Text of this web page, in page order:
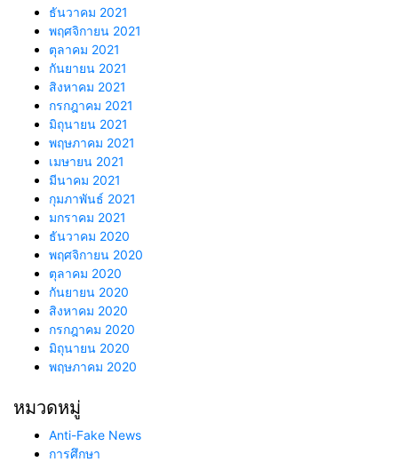
ธันวาคม 2021
พฤศจิกายน 2021
ตุลาคม 2021
กันยายน 2021
สิงหาคม 2021
กรกฎาคม 2021
มิถุนายน 2021
พฤษภาคม 2021
เมษายน 2021
มีนาคม 2021
กุมภาพันธ์ 2021
มกราคม 2021
ธันวาคม 2020
พฤศจิกายน 2020
ตุลาคม 2020
กันยายน 2020
สิงหาคม 2020
กรกฎาคม 2020
มิถุนายน 2020
พฤษภาคม 2020
หมวดหมู่
Anti-Fake News
การศึกษา